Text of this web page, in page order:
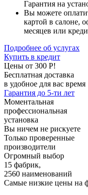
Гарантия на
Вы можете
картой в салоне,
месяцев или
Подробнее об услугах
Купить в кредит
Цены от 300 Р!
Бесплатная доставка
в удобное для вас время
Гарантия до 5-ти лет
Моментальная
профессиональная
установка
Вы ничем не рискуете
Только проверенные
производители
Огромный выбор
15 фабрик,
2560 наименований
Самые низкие цены на